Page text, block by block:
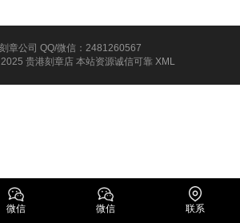
章公司 QQ/微信：2481260567
贵港刻章店 本站资源诚信可靠 XML
微信 微信 联系